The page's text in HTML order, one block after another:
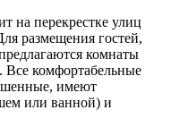
на перекрестке улиц
размещения гостей,
комнаты
Все комфортабельные
имеют
или ванной) и